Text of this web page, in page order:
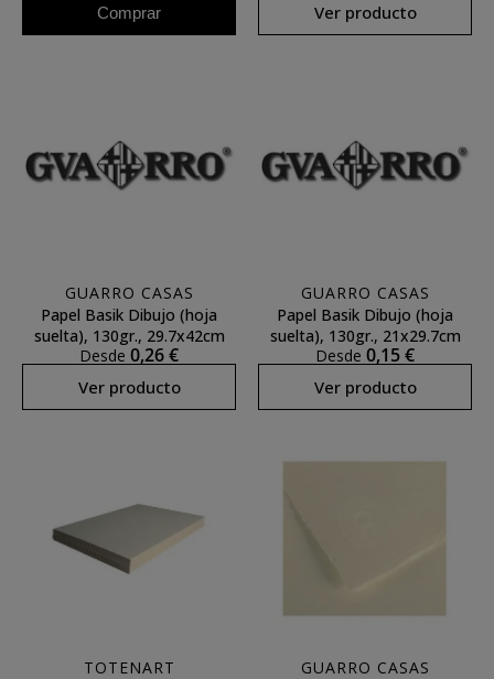
Comprar Ver producto
GUARRO CASAS
Papel Basik Dibujo (hoja
suelta), 130gr., 29.7x42cm
Desde 0,26 €
Ver producto
GUARRO CASAS
Papel Basik Dibujo (hoja
suelta), 130gr., 21x29.7cm
Desde 0,15 €
Ver producto
TOTENART
GUARRO CASAS